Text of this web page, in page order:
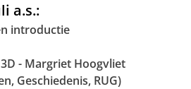
a.s.:
introductie
- Margriet Hoogvliet
Geschiedenis, RUG)